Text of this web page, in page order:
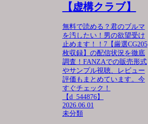
【虚構クラブ】
無料で読める？君のブルマ
を汚したい！男の欲望受け
止めます！！7【厳選CG205
枚収録】の配信状況を徹底
調査！FANZAでの販売形式
やサンプル視聴、レビュー
評価もまとめています。今
すぐチェック！
【d_544876】
2026.06.01
未分類